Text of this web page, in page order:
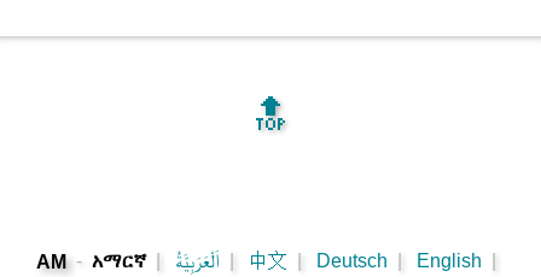
🔝
AM - አማርኛ اَلْعَرَبِيَّةُ 中文 Deutsch English